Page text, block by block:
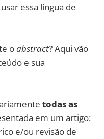
essa língua de
oabstract? Aqui vão
e sua
todas as
em um artigo:
e/ou revisão de